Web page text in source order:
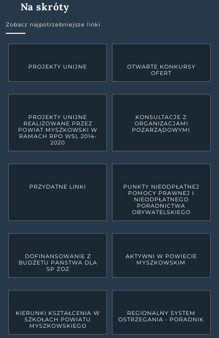
Na skróty
Zobacz najpotrzebniejsze linki
PROJEKTY UNIJNE
OTWARTE KONKURSY
OFERT
PROJEKTY UNIJNE
REALIZOWANE PRZEZ
POWIAT MYSZKOWSKI W
RAMACH RPO WSL 2014-
2020
KONSULTACJE Z
ORGANIZACJAMI
POZARZĄDOWYMI
PRZYDATNE LINKI
PUNKTY NIEODPŁATNEJ
POMOCY PRAWNEJ I
NIEODPŁATNEGO
PORADNICTWA
OBYWATELSKIEGO
DOFINANSOWANIE Z
BUDŻETU PAŃSTWA DLA
SP ZOZ
AKTYWNI W POWIECIE
MYSZKOWSKIM
KIERUNKI KSZTAŁCENIA W
SZKOŁACH POWIATU
MYSZKOWSKIEGO
REGIONALNY SYSTEM
OSTRZEGANIA - PORADNIK